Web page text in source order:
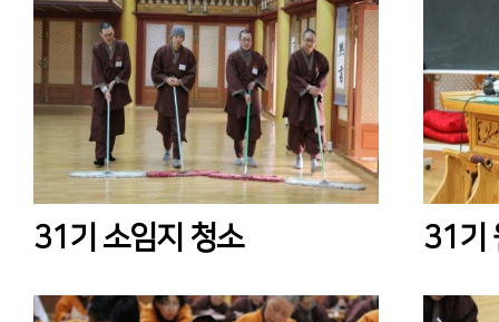
31기 소임지 청소 31기